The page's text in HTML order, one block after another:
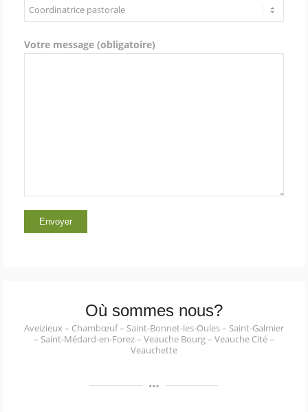
Votre message (obligatoire)
Où sommes nous?
Aveizieux – Chambœuf – Saint-Bonnet-les-Oules – Saint-Galmier
– Saint-Médard-en-Forez – Veauche Bourg – Veauche Cité –
Veauchette